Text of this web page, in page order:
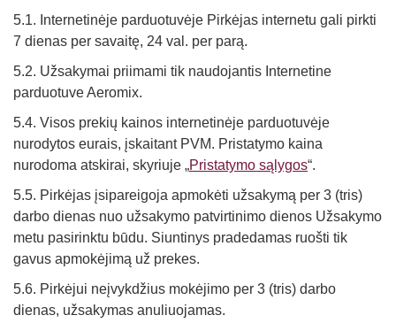
5.1. Internetinėje parduotuvėje Pirkėjas internetu gali pirkti
7 dienas per savaitę, 24 val. per parą.
5.2. Užsakymai priimami tik naudojantis Internetine
parduotuve Aeromix.
5.4. Visos prekių kainos internetinėje parduotuvėje
nurodytos eurais, įskaitant PVM. Pristatymo kaina
nurodoma atskirai, skyriuje „Pristatymo sąlygos“.
5.5. Pirkėjas įsipareigoja apmokėti užsakymą per 3 (tris)
darbo dienas nuo užsakymo patvirtinimo dienos Užsakymo
metu pasirinktu būdu. Siuntinys pradedamas ruošti tik
gavus apmokėjimą už prekes.
5.6. Pirkėjui neįvykdžius mokėjimo per 3 (tris) darbo
dienas, užsakymas anuliuojamas.